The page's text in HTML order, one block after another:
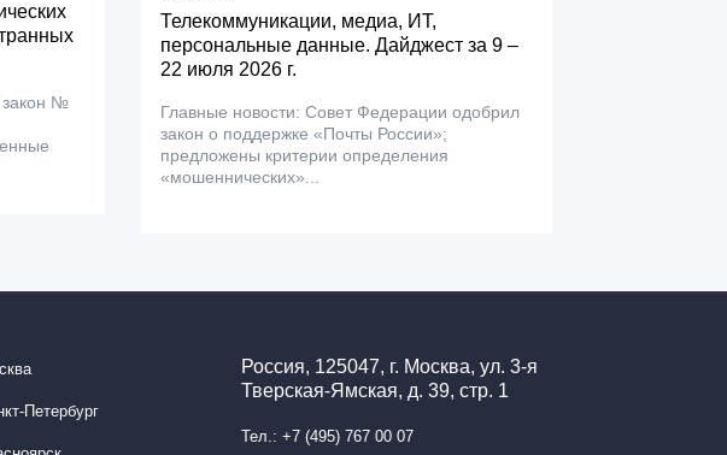
закон №
Телекоммуникации, медиа, ИТ,
персональные данные. Дайджест за 9 –
22 июля 2026 г.
Главные новости: Совет Федерации одобрил
закон о поддержке «Почты России»;
предложены критерии определения
«мошеннических»...
Петербург
Россия, 125047, г. Москва, ул. 3-я
Тверская-Ямская, д. 39, стр. 1
Тел.: +7 (495) 767 00 07